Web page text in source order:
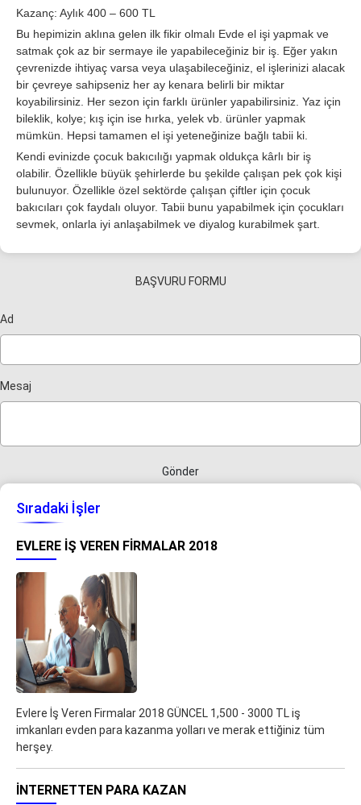
Kazanç: Aylık 400 – 600 TL
Bu hepimizin aklına gelen ilk fikir olmalı Evde el işi yapmak ve
satmak çok az bir sermaye ile yapabileceğiniz bir iş. Eğer yakın
çevrenizde ihtiyaç varsa veya ulaşabileceğiniz, el işlerinizi alacak
bir çevreye sahipseniz her ay kenara belirli bir miktar
koyabilirsiniz. Her sezon için farklı ürünler yapabilirsiniz. Yaz için
bileklik, kolye; kış için ise hırka, yelek vb. ürünler yapmak
mümkün. Hepsi tamamen el işi yeteneğinize bağlı tabii ki.
Kendi evinizde çocuk bakıcılığı yapmak oldukça kârlı bir iş
olabilir. Özellikle büyük şehirlerde bu şekilde çalışan pek çok kişi
bulunuyor. Özellikle özel sektörde çalışan çiftler için çocuk
bakıcıları çok faydalı oluyor. Tabii bunu yapabilmek için çocukları
sevmek, onlarla iyi anlaşabilmek ve diyalog kurabilmek şart.
BAŞVURU FORMU
Ad
Mesaj
Gönder
Sıradaki İşler
EVLERE İŞ VEREN FIRMALAR 2018
Evlere İş Veren Firmalar 2018 GÜNCEL 1,500 - 3000 TL iş
imkanları evden para kazanma yolları ve merak ettiğiniz tüm
herşey.
İNTERNETTEN PARA KAZAN